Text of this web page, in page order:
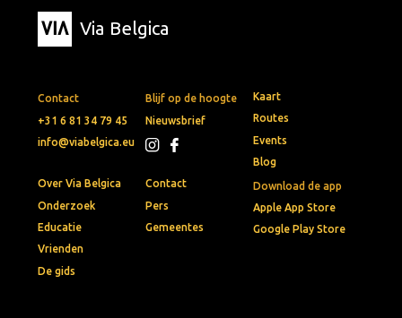
Via Belgica
Contact
+31 6 81 34 79 45
info@viabelgica.eu
Blijf op de hoogte
Nieuwsbrief
Download de app
Apple App Store
Google Play Store
Kaart
Routes
Events
Blog
Over Via Belgica
Onderzoek
Educatie
Vrienden
De gids
Contact
Pers
Gemeentes